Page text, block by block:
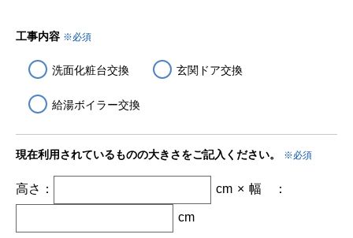
工事内容 ※必須
洗面化粧台交換 玄関ドア交換
給湯ボイラー交換
現在利用されているものの大きさをご記入ください。 ※必須
高さ： cm × 幅 ：
cm